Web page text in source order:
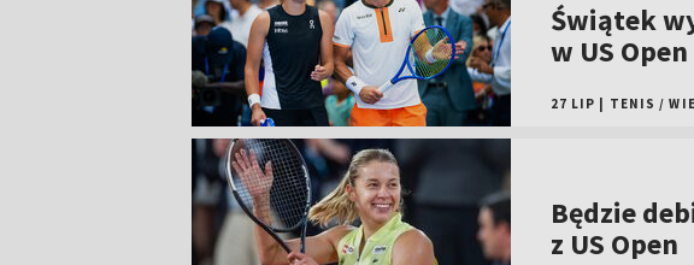
Świątek
w US Open
27 LIP TENIS /
Będzie
z US Open